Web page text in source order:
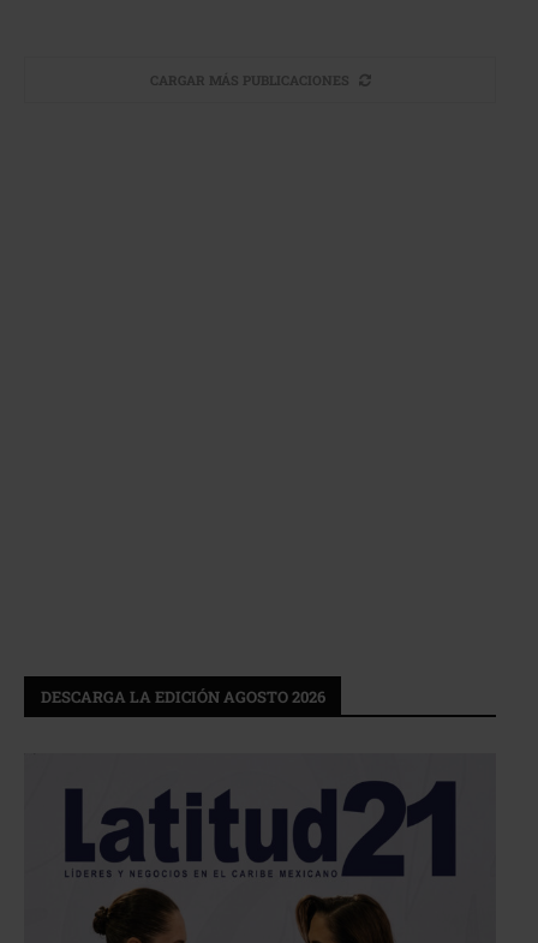
CARGAR MÁS PUBLICACIONES
DESCARGA LA EDICIÓN AGOSTO 2026